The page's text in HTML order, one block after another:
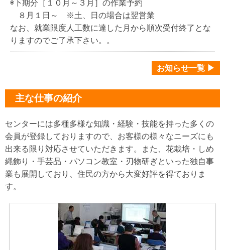
◉下期分［１０月～３月］の作業予約
８月１日～ ※土、日の場合は翌営業
なお、就業限度人工数に達した月から順次受付終了とな
りますのでご了承下さい。。
お知らせ一覧 ▶
主な仕事の紹介
センターには多種多様な知識・経験・技能を持った多くの
会員が登録しておりますので、お客様の様々なニーズにも
出来る限り対応させていただきます。また、花栽培・しめ
縄飾り・手芸品・パソコン教室・刃物研ぎといった独自事
業も展開しており、住民の方から大変好評を得ておりま
す。